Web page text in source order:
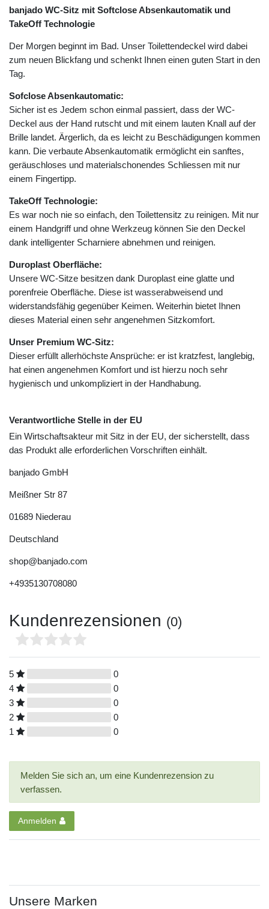
banjado WC-Sitz mit Softclose Absenkautomatik und
TakeOff Technologie
Der Morgen beginnt im Bad. Unser Toilettendeckel wird dabei
zum neuen Blickfang und schenkt Ihnen einen guten Start in den
Tag.
Sofclose Absenkautomatic:
Sicher ist es Jedem schon einmal passiert, dass der WC-
Deckel aus der Hand rutscht und mit einem lauten Knall auf der
Brille landet. Ärgerlich, da es leicht zu Beschädigungen kommen
kann. Die verbaute Absenkautomatik ermöglicht ein sanftes,
geräuschloses und materialschonendes Schliessen mit nur
einem Fingertipp.
TakeOff Technologie:
Es war noch nie so einfach, den Toilettensitz zu reinigen. Mit nur
einem Handgriff und ohne Werkzeug können Sie den Deckel
dank intelligenter Scharniere abnehmen und reinigen.
Duroplast Oberfläche:
Unsere WC-Sitze besitzen dank Duroplast eine glatte und
porenfreie Oberfläche. Diese ist wasserabweisend und
widerstandsfähig gegenüber Keimen. Weiterhin bietet Ihnen
dieses Material einen sehr angenehmen Sitzkomfort.
Unser Premium WC-Sitz:
Dieser erfüllt allerhöchste Ansprüche: er ist kratzfest, langlebig,
hat einen angenehmen Komfort und ist hierzu noch sehr
hygienisch und unkompliziert in der Handhabung.
Verantwortliche Stelle in der EU
Ein Wirtschaftsakteur mit Sitz in der EU, der sicherstellt, dass
das Produkt alle erforderlichen Vorschriften einhält.
banjado GmbH
Meißner Str 87
01689 Niederau
Deutschland
shop@banjado.com
+4935130708080
Kundenrezensionen (0)
5
0
4
0
3
0
2
0
1
0
Melden Sie sich an, um eine Kundenrezension zu
verfassen.
Anmelden
Unsere Marken